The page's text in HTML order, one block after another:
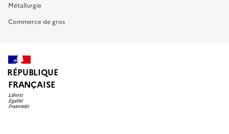
Métallurgie
Commerce de gros
RÉPUBLIQUE
FRANÇAISE